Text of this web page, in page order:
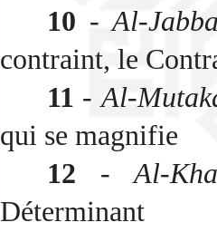
10 -Al-
contraint, le
11 - Al-
qui se magnifie
12 -Al-
Déterminant